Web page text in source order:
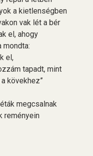
a kietlenségben
vak lét a bér
el, ahogy
mondta:
el,
tapadt, mint
kövekhez”
megcsalnak
reményein